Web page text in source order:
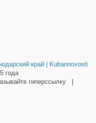
край | Kubannovosti
года
гиперссылку |